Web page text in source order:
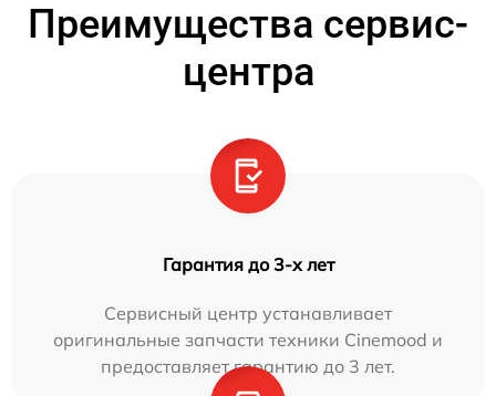
Преимущества сервис-
центра
Гарантия до 3-х лет
Сервисный центр устанавливает
оригинальные запчасти техники Cinemood и
предоставляет гарантию до 3 лет.